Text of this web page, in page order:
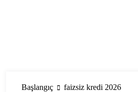
Başlangıç faizsiz kredi 2026